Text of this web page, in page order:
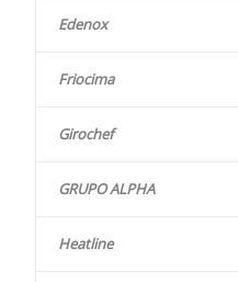
Edenox
Friocima
Girochef
GRUPO ALPHA
Heatline